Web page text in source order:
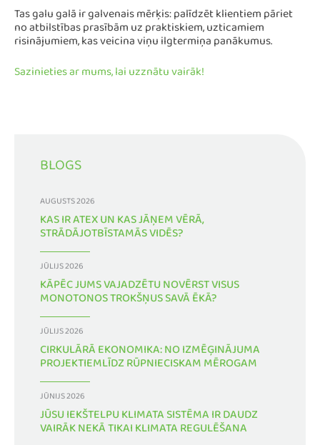
BLOGS
AUGUSTS 2026
KAS IR ATEX UN KAS JĀŅEM VĒRĀ,
STRĀDĀJOTBĪSTAMĀS VIDĒS?
JŪLIJS 2026
KĀPĒC JUMS VAJADZĒTU NOVĒRST VISUS
MONOTONOS TROKŠŅUS SAVĀ ĒKĀ?
JŪLIJS 2026
CIRKULĀRĀ EKONOMIKA: NO IZMĒĢINĀJUMA
PROJEKTIEMLĪDZ RŪPNIECISKAM MĒROGAM
JŪNIJS 2026
JŪSU IEKŠTELPU KLIMATA SISTĒMA IR DAUDZ
VAIRĀK NEKĀ TIKAI KLIMATA REGULĒŠANA
Tas galu galā ir galvenais mērķis: palīdzēt klientiem pāriet
no atbilstības prasībām uz praktiskiem, uzticamiem
risinājumiem, kas veicina viņu ilgtermiņa panākumus.
Sazinieties ar mums, lai uzznātu vairāk!